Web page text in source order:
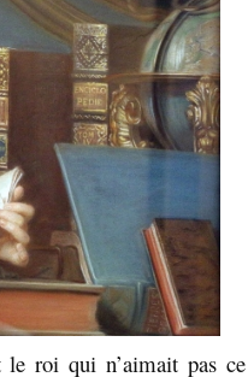
le roi qui n’aimait pas ce